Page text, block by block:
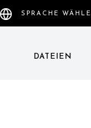
SPRACHE
DATEIEN